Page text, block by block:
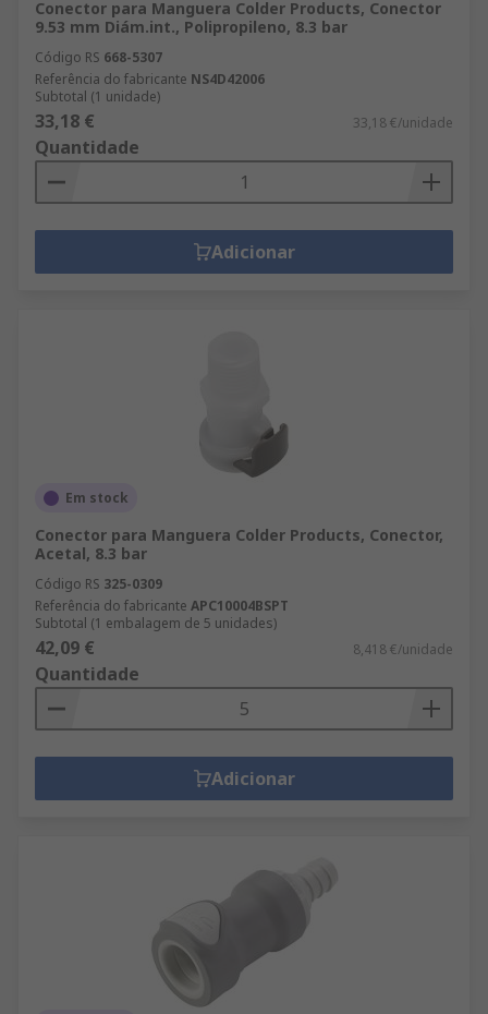
Conector para Manguera Colder Products, Conector
9.53 mm Diám.int., Polipropileno, 8.3 bar
Código RS 668-5307
Referência do fabricante NS4D42006
Subtotal (1 unidade)
33,18 € 33,18 €/unidade
Quantidade
Adicionar
Em stock
Conector para Manguera Colder Products, Conector,
Acetal, 8.3 bar
Código RS 325-0309
Referência do fabricante APC10004BSPT
Subtotal (1 embalagem de 5 unidades)
42,09 € 8,418 €/unidade
Quantidade
Adicionar